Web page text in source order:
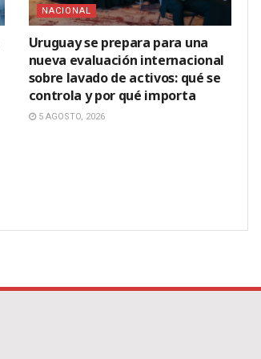
NACIONAL
Uruguay se prepara para una
nueva evaluación internacional
sobre lavado de activos: qué se
controla y por qué importa
5 AGOSTO, 2026